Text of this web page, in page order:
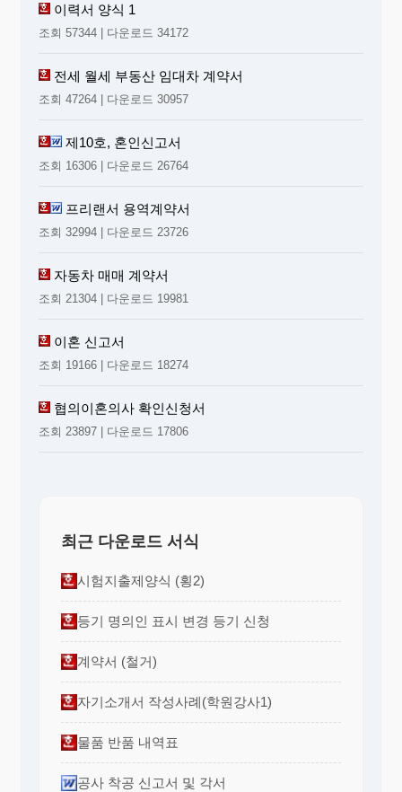
이력서 양식 1
조회 57344 | 다운로드 34172
전세 월세 부동산 임대차 계약서
조회 47264 | 다운로드 30957
제10호, 혼인신고서
조회 16306 | 다운로드 26764
프리랜서 용역계약서
조회 32994 | 다운로드 23726
자동차 매매 계약서
조회 21304 | 다운로드 19981
이혼 신고서
조회 19166 | 다운로드 18274
협의이혼의사 확인신청서
조회 23897 | 다운로드 17806
최근 다운로드 서식
시험지출제양식 (횡2)
등기 명의인 표시 변경 등기 신청
계약서 (철거)
자기소개서 작성사례(학원강사1)
물품 반품 내역표
공사 착공 신고서 및 각서